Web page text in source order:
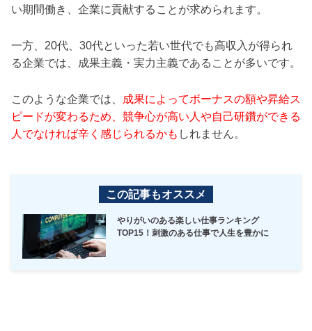
い期間働き、企業に貢献することが求められます。
一方、20代、30代といった若い世代でも高収入が得られ
る企業では、成果主義・実力主義であることが多いです。
このような企業では、
成果によってボーナスの額や昇給ス
ピードが変わるため、競争心が高い人や自己研鑽ができる
人でなければ辛く感じられるかも しれません。
この記事もオススメ
やりがいのある楽しい仕事ランキング
TOP15！刺激のある仕事で人生を豊かに